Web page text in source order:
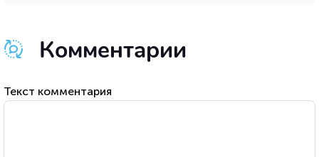
Комментарии
Текст комментария